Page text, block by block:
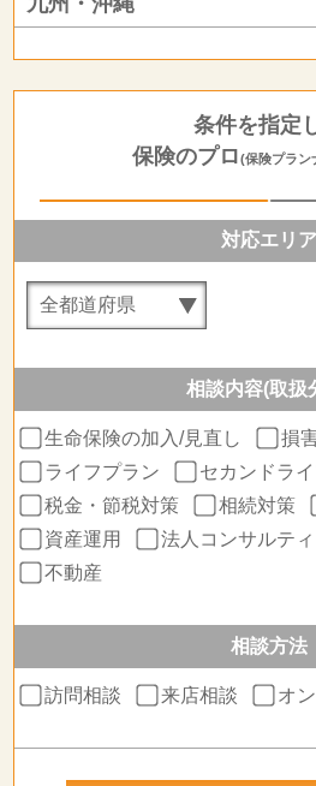
条件を指定
保険のプロ(保険プラン
対応エリア
相談内容(取扱
生命保険の加入/見直し
損
ライフプラン
セカンドラ
税金・節税対策
相続対策
資産運用
法人コンサルテ
不動産
相談方法
訪問相談 来店相談 オ